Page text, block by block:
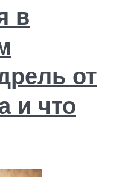
в
от
и что